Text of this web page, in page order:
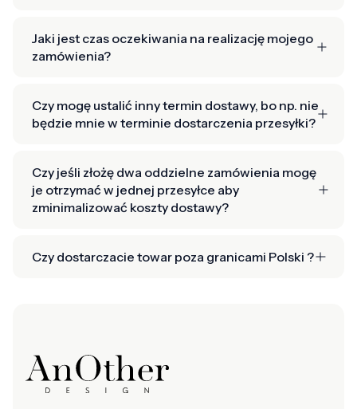
Jaki jest czas oczekiwania na realizację mojego
zamówienia?
Czy mogę ustalić inny termin dostawy, bo np. nie
będzie mnie w terminie dostarczenia przesyłki?
Czy jeśli złożę dwa oddzielne zamówienia mogę
je otrzymać w jednej przesyłce aby
zminimalizować koszty dostawy?
Czy dostarczacie towar poza granicami Polski ?